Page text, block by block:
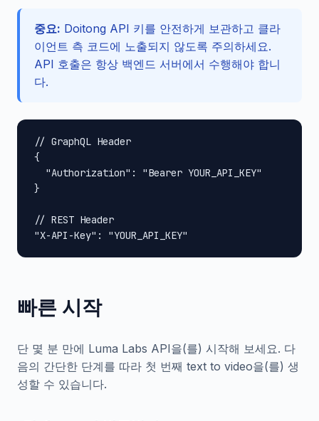
중요: Doitong API 키를 안전하게 보관하고 클라
이언트 측 코드에 노출되지 않도록 주의하세요.
API 호출은 항상 백엔드 서버에서 수행해야 합니
다.
// GraphQL Header
{
  "Authorization": "Bearer YOUR_API_KEY"
}
// REST Header
"X-API-Key": "YOUR_API_KEY"
빠른 시작
단 몇 분 만에 Luma Labs API을(를) 시작해 보세요. 다
음의 간단한 단계를 따라 첫 번째 text to video을(를) 생
성할 수 있습니다.